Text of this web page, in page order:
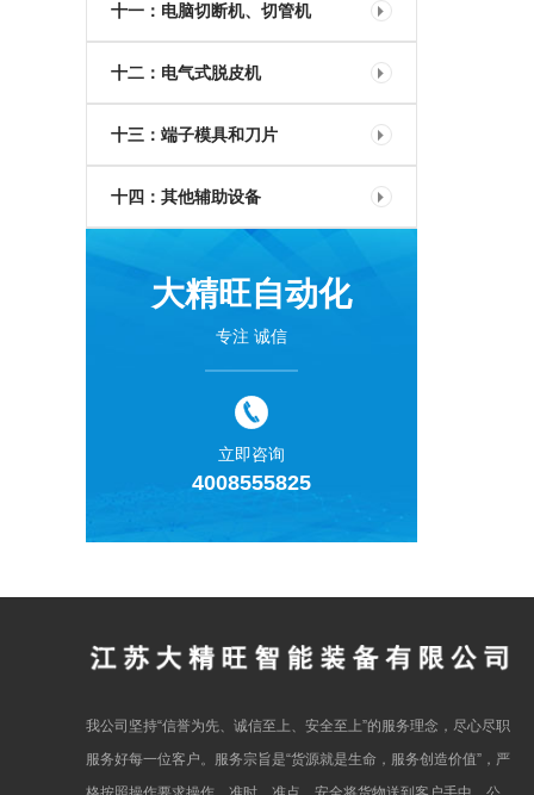
十一：电脑切断机、切管机
十二：电气式脱皮机
十三：端子模具和刀片
十四：其他辅助设备
大精旺自动化
专注 诚信
立即咨询
4008555825
我公司坚持“信誉为先、诚信至上、安全至上”的服务理念，尽心尽职
服务好每一位客户。服务宗旨是“货源就是生命，服务创造价值”，严